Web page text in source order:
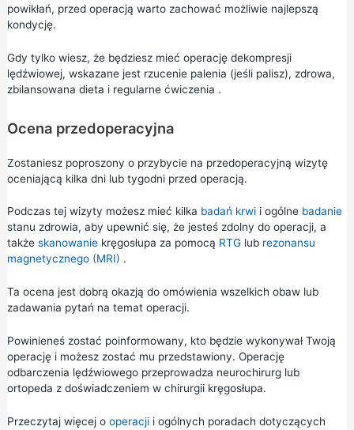
powikłań, przed operacją warto zachować możliwie najlepszą
kondycję.
Gdy tylko wiesz, że będziesz mieć operację dekompresji
lędźwiowej, wskazane jest rzucenie palenia (jeśli palisz), zdrowa,
zbilansowana dieta i regularne ćwiczenia .
Ocena przedoperacyjna
Zostaniesz poproszony o przybycie na przedoperacyjną wizytę
oceniającą kilka dni lub tygodni przed operacją.
Podczas tej wizyty możesz mieć kilka badań krwii ogólne badanie
stanu zdrowia, aby upewnić się, że jesteś zdolny do operacji, a
także skanowaniekręgosłupa za pomocą RTGlub rezonansu
magnetycznego (MRI) .
Ta ocena jest dobrą okazją do omówienia wszelkich obaw lub
zadawania pytań na temat operacji.
Powinieneś zostać poinformowany, kto będzie wykonywał Twoją
operację i możesz zostać mu przedstawiony. Operację
odbarczenia lędźwiowego przeprowadza neurochirurg lub
ortopeda z doświadczeniem w chirurgii kręgosłupa.
Przeczytaj więcej o operacjii ogólnych poradach dotyczących